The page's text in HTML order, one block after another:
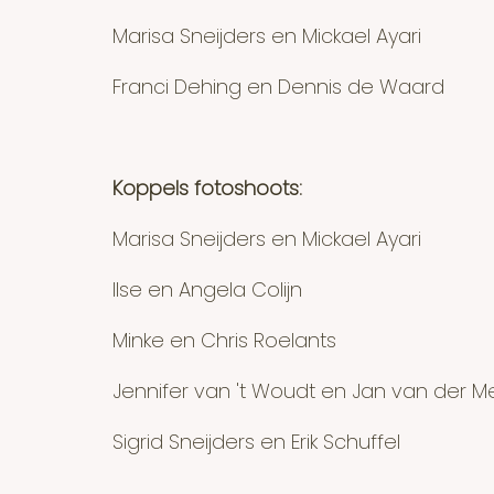
Marisa Sneijders en Mickael Ayari
Franci Dehing en Dennis de Waard
Koppels fotoshoots:
Marisa Sneijders en Mickael Ayari
Ilse en Angela Colijn
Minke en Chris Roelants
Jennifer van 't Woudt en Jan van der
Sigrid Sneijders en Erik Schuffel